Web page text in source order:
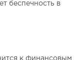
беспечность в
к финансовым